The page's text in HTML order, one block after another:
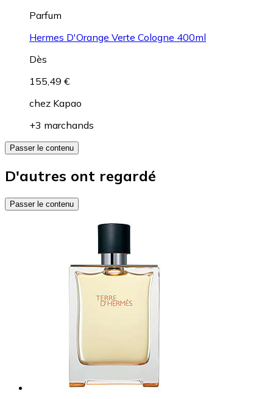
Parfum
Hermes D'Orange Verte Cologne 400ml
Dès
155,49 €
chez Kapao
+3 marchands
Passer le contenu
D'autres ont regardé
Passer le contenu